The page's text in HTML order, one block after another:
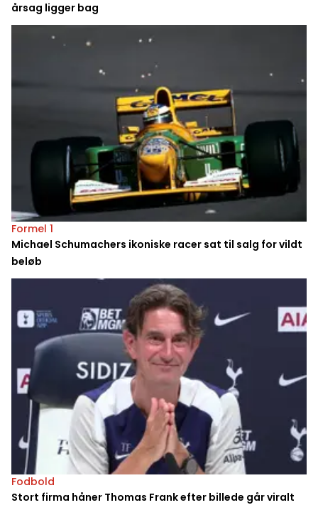
årsag ligger bag
Formel 1
Michael Schumachers ikoniske racer sat til salg for vildt
beløb
Fodbold
Stort firma håner Thomas Frank efter billede går viralt